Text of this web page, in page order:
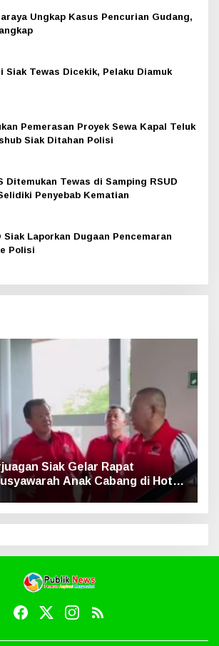
Ungkap Kasus Pencurian Gudang,
Siak Tewas Dicekik, Pelaku Diamuk
Pemerasan Proyek Sewa Kapal Teluk
Siak Ditahan Polisi
Ditemukan Tewas di Samping RSUD
Penyebab Kematian
Siak Laporkan Dugaan Pencemaran
Polisi
Siak Gelar Rapat
Anak Cabang di Hotel